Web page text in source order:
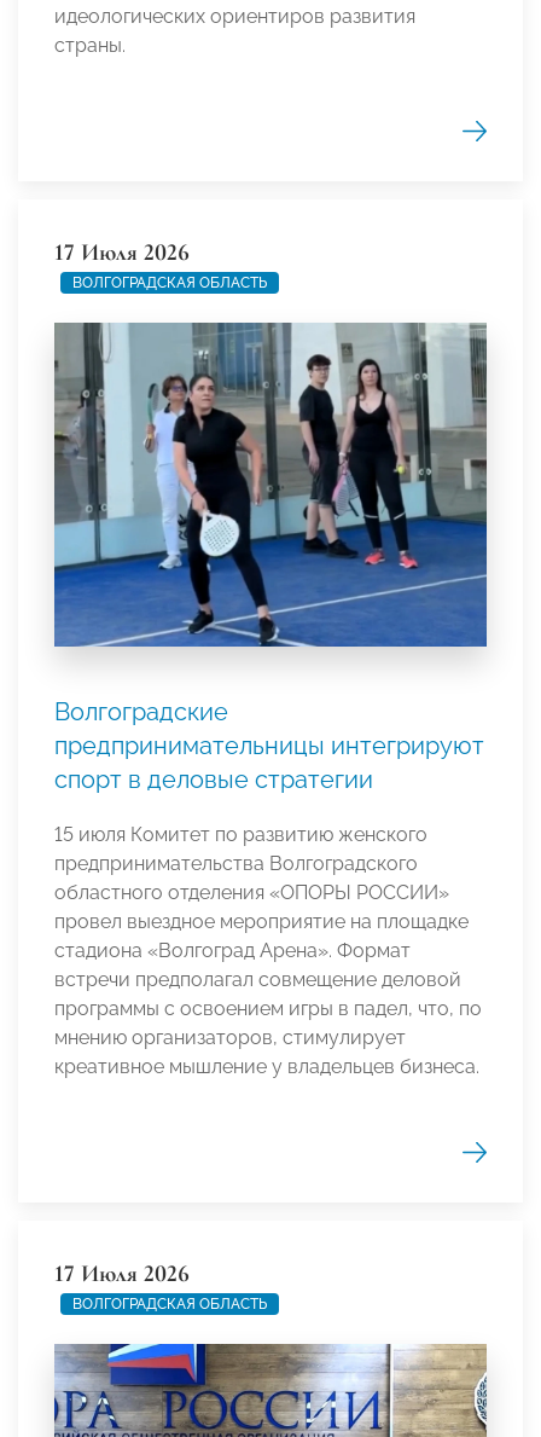
идеологических ориентиров развития
страны.
17 Июля 2026
ВОЛГОГРАДСКАЯ ОБЛАСТЬ
Волгоградские
предпринимательницы интегрируют
спорт в деловые стратегии
15 июля Комитет по развитию женского
предпринимательства Волгоградского
областного отделения «ОПОРЫ РОССИИ»
провел выездное мероприятие на площадке
стадиона «Волгоград Арена». Формат
встречи предполагал совмещение деловой
программы с освоением игры в падел, что, по
мнению организаторов, стимулирует
креативное мышление у владельцев бизнеса.
17 Июля 2026
ВОЛГОГРАДСКАЯ ОБЛАСТЬ